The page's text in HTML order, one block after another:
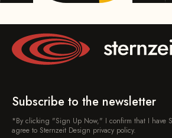
Subscribe to the newsletter
*By clicking "Sign Up Now," I confirm that I have
agree to Sternzeit Design privacy policy.